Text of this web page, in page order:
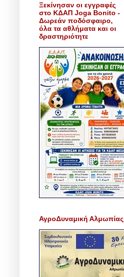
Ξεκίνησαν οι εγγραφές
στο ΚΔΑΠ Joga Bonito -
Δωρεάν ποδόσφαιρο,
όλα τα αθλήματα και οι
δραστηριότητε
ΑγροΔυναμική Αλμωπίας